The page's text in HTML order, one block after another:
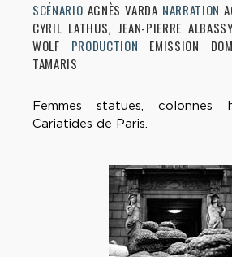
SCÉNARIO AGNÈS VARDA NARRATION
CYRIL LATHUS, JEAN-PIERRE ALBASSY
WOLF PRODUCTION EMISSION
TAMARIS
Femmes statues, colonnes
Cariatides de Paris.